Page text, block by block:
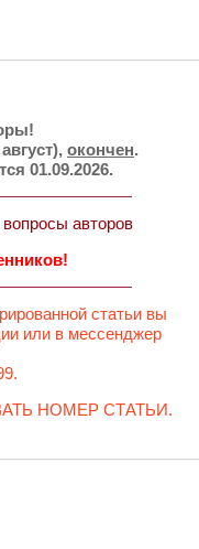
окончен.
01.09.2026.
авторов
статьи вы
или в мессенджер
НОМЕР СТАТЬИ.